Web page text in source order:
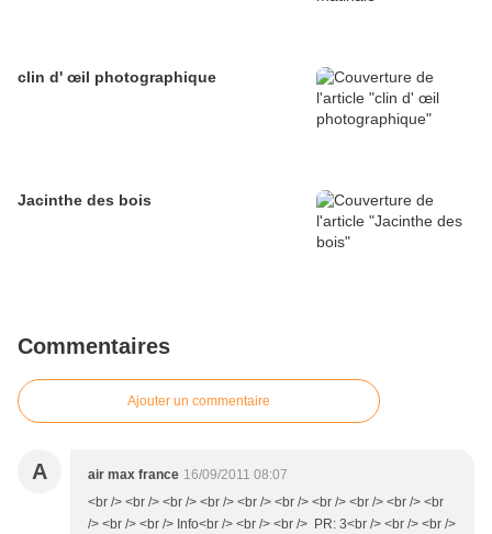
clin d' œil photographique
Jacinthe des bois
Commentaires
Ajouter un commentaire
A air max france 16/09/2011 08:07
<br /> <br /> <br /> <br /> <br /> <br /> <br /> <br /> <br /> <br
/> <br /> <br /> Info<br /> <br /> <br /> PR: 3<br /> <br /> <br />